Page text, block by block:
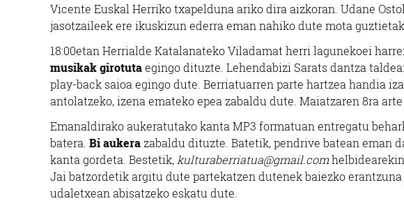
Vicente Euskal Herriko txapelduna ariko dira aizkoran. Udane
jasotzaileek ere ikuskizun ederra eman nahiko dute mota
18:00etan Herrialde Katalanateko Viladamat herri lagunekoei
musikak girotutaegingo dituzte. Lehendabizi Sarats dantza
play-back saioa egingo dute. Berriatuarren parte hartzea handia
antolatzeko, izena emateko epea zabaldu dute. Maiatzaren 8ra
Emanaldirako aukeratutako kanta MP3 formatuan entregatu
batera. Bi aukera zabaldu dituzte. Batetik, pendrive batean eman
kanta gordeta. Bestetik, kulturaberriatua@gmail.com
Jai batzordetik argitu dute partekatzen dutenek baiezko
udaletxean abisatzeko eskatu dute.